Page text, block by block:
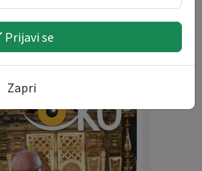
OKO
Prijavi se
Zapri